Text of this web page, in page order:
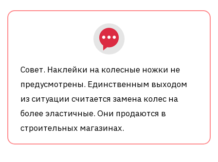
Совет. Наклейки на колесные ножки не
предусмотрены. Единственным выходом
из ситуации считается замена колес на
более эластичные. Они продаются в
строительных магазинах.